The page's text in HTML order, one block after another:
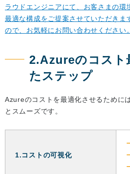
ラウドエンジニアにて、お客さまの環
最適な構成をご提案させていただきま
ので、お気軽にお問い合わせください。
2.Azureのコスト
たステップ
Azureのコストを最適化させるために
とスムーズです。
1.コストの可視化